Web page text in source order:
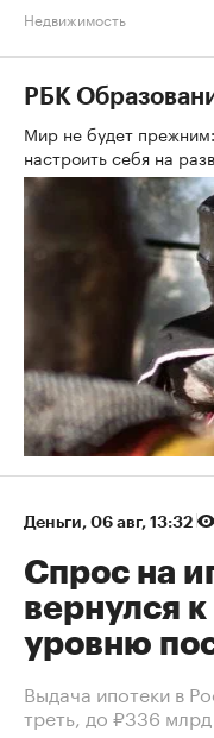
Недвижимость
РБК
Мир не будет
настроить себя на
Деньги 06 авг, 13:32
Спрос на
вернулся
уровню
Выдача ипотеки в
треть, до ₽336 млрд